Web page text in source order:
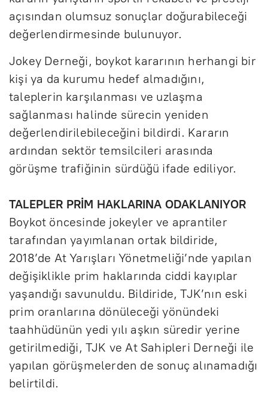
açısından olumsuz sonuçlar doğurabileceği
değerlendirmesinde bulunuyor.
Jokey Derneği, boykot kararının herhangi bir
kişi ya da kurumu hedef almadığını,
taleplerin karşılanması ve uzlaşma
sağlanması halinde sürecin yeniden
değerlendirilebileceğini bildirdi. Kararın
ardından sektör temsilcileri arasında
görüşme trafiğinin sürdüğü ifade ediliyor.
TALEPLER PRİM HAKLARINA ODAKLANIYOR
Boykot öncesinde jokeyler ve aprantiler
tarafından yayımlanan ortak bildiride,
2018’de At Yarışları Yönetmeliği’nde yapılan
değişiklikle prim haklarında ciddi kayıplar
yaşandığı savunuldu. Bildiride, TJK’nın eski
prim oranlarına dönüleceği yönündeki
taahhüdünün yedi yılı aşkın süredir yerine
getirilmediği, TJK ve At Sahipleri Derneği ile
yapılan görüşmelerden de sonuç alınamadığı
belirtildi.